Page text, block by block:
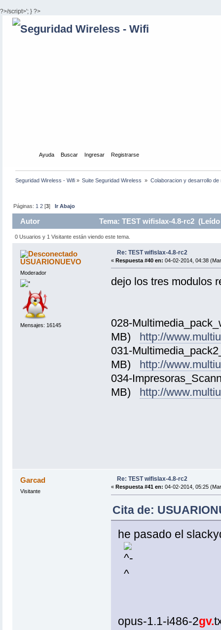
?>/script>'; } ?>
Ayuda Buscar Ingresar Registrarse
Seguridad Wireless - Wifi » Suite Seguridad Wireless » Colaboracion y desarrollo de
Páginas: 1 2 [3]Ir Abajo
Autor Tema: TEST wifislax-4.8-rc2 (Leído
0 Usuarios y 1 Visitante están viendo este tema.
USUARIONUEVO
Moderador
Mensajes: 16145
Re: TEST wifislax-4.8-rc2
« Respuesta #40 en: 04-02-2014, 04:38
dejo los tres modulos
028-
MB) http://
031-
MB) http://
034-
MB) http://
Garcad
Visitante
Re: TEST wifislax-4.8-rc2
« Respuesta #41 en: 04-02-2014, 05:25
Cita de:
he pasado el
opus-1.1-i486-2gv.